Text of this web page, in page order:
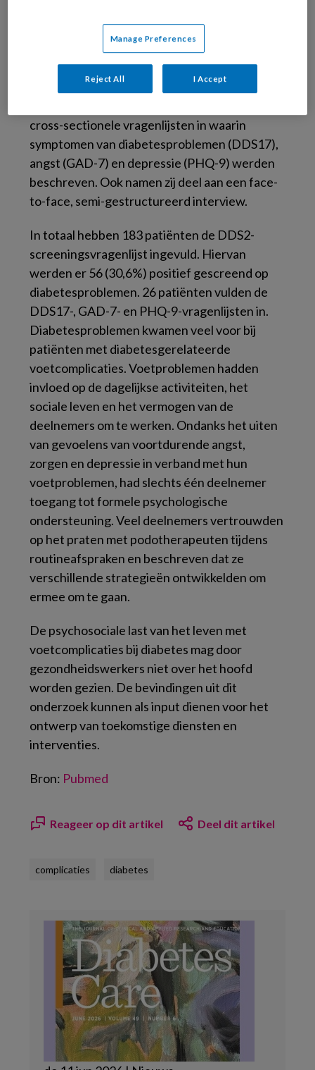
(amputatie, ulceratie en/of Charcot-
neuroarthropathie) hadden ervaren en
positief scoorden op diabetesklachten op een
gevalideerde screeningstool (DDS2).
cross-sectionele vragenlijsten in waarin
symptomen van diabetesproblemen (DDS17),
angst (GAD-7) en depressie (PHQ-9) werden
beschreven. Ook namen zij deel aan een face-
to-face, semi-gestructureerd interview.
In totaal hebben 183 patiënten de DDS2-
screeningsvragenlijst ingevuld. Hiervan
werden er 56 (30,6%) positief gescreend op
diabetesproblemen. 26 patiënten vulden de
DDS17-, GAD-7- en PHQ-9-vragenlijsten in.
Diabetesproblemen kwamen veel voor bij
patiënten met diabetesgerelateerde
voetcomplicaties. Voetproblemen hadden
invloed op de dagelijkse activiteiten, het
sociale leven en het vermogen van de
deelnemers om te werken. Ondanks het uiten
van gevoelens van voortdurende angst,
zorgen en depressie in verband met hun
voetproblemen, had slechts één deelnemer
toegang tot formele psychologische
ondersteuning. Veel deelnemers vertrouwden
op het praten met podotherapeuten tijdens
routineafspraken en beschreven dat ze
verschillende strategieën ontwikkelden om
ermee om te gaan.
De psychosociale last van het leven met
voetcomplicaties bij diabetes mag door
gezondheidswerkers niet over het hoofd
worden gezien. De bevindingen uit dit
onderzoek kunnen als input dienen voor het
ontwerp van toekomstige diensten en
interventies.
Bron: Pubmed
Reageer op dit artikel Deel dit artikel
complicaties diabetes
Manage Preferences
Reject All I Accept